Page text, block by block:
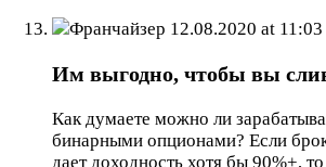
Франчайзер 12.08.2020 at 11:03
Им выгодно, чтобы вы
Как думаете можно ли
бинарными опционами? Если
дает доходность хотя бы 90%+,